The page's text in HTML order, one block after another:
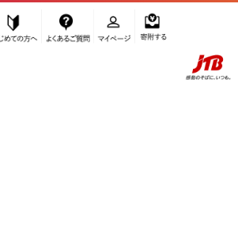
ふるぽ JTBのふるさと納税サイト